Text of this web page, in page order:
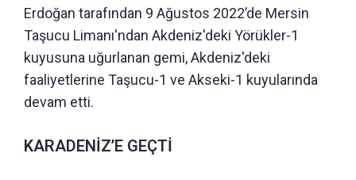
Erdoğan tarafından 9 Ağustos 2022’de Mersin
Taşucu Limanı'ndan Akdeniz'deki Yörükler-1
kuyusuna uğurlanan gemi, Akdeniz'deki
faaliyetlerine Taşucu-1 ve Akseki-1 kuyularında
devam etti.
KARADENİZ’E GEÇTİ